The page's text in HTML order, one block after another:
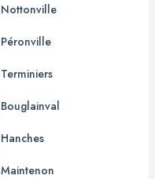
Nottonville
Péronville
Terminiers
Bouglainval
Hanches
Maintenon